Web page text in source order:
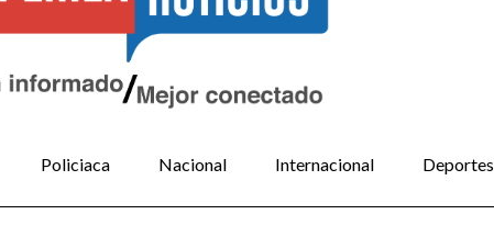
Policiaca Nacional Internacional Deportes